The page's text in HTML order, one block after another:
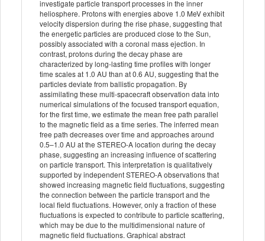
investigate particle transport processes in the inner
heliosphere. Protons with energies above 1.0 MeV exhibit
velocity dispersion during the rise phase, suggesting that
the energetic particles are produced close to the Sun,
possibly associated with a coronal mass ejection. In
contrast, protons during the decay phase are
characterized by long-lasting time profiles with longer
time scales at 1.0 AU than at 0.6 AU, suggesting that the
particles deviate from ballistic propagation. By
assimilating these multi-spacecraft observation data into
numerical simulations of the focused transport equation,
for the first time, we estimate the mean free path parallel
to the magnetic field as a time series. The inferred mean
free path decreases over time and approaches around
0.5–1.0 AU at the STEREO-A location during the decay
phase, suggesting an increasing influence of scattering
on particle transport. This interpretation is qualitatively
supported by independent STEREO-A observations that
showed increasing magnetic field fluctuations, suggesting
the connection between the particle transport and the
local field fluctuations. However, only a fraction of these
fluctuations is expected to contribute to particle scattering,
which may be due to the multidimensional nature of
magnetic field fluctuations. Graphical abstract